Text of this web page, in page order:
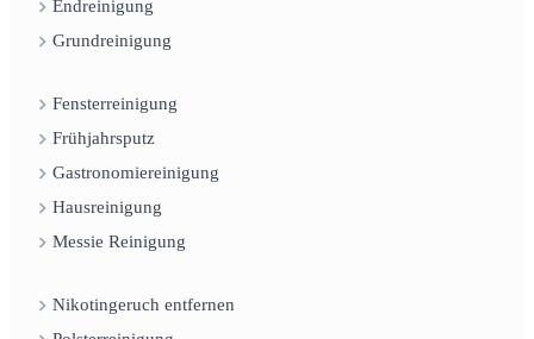
Endreinigung
Grundreinigung
Fensterreinigung
Frühjahrsputz
Gastronomiereinigung
Hausreinigung
Messie Reinigung
Nikotingeruch entfernen